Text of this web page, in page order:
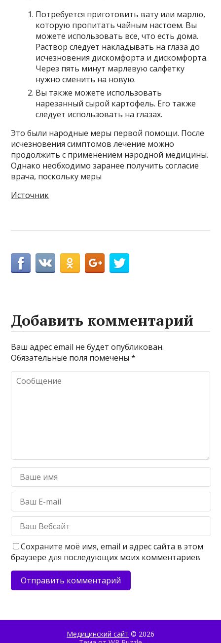
Потребуется приготовить вату или марлю,
которую пропитать чайным настоем. Вы
можете использовать все, что есть дома.
Раствор следует накладывать на глаза до
исчезновения дискомфорта и дискомфорта.
Через пять минут марлевую салфетку
нужно сменить на новую.
Вы также можете использовать
нарезанный сырой картофель. Его также
следует использовать на глазах.
Это были народные меры первой помощи. После
исчезновения симптомов лечение можно
продолжить с применением народной медицины.
Однако необходимо заранее получить согласие
врача, поскольку меры
Источник
Добавить комментарий
Ваш адрес email не будет опубликован.
Обязательные поля помечены*
Сохраните моё имя, email и адрес сайта в этом
браузере для последующих моих комментариев
Медицинский сайт © 2026